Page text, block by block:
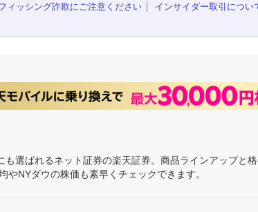
ィッシング詐欺にご注意ください インサイダー取引につい
選ばれるネット証券の楽天証券。商品ラインアップと
NYダウの株価も素早くチェックできます。